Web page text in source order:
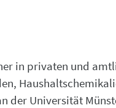
in privaten und
der Universität